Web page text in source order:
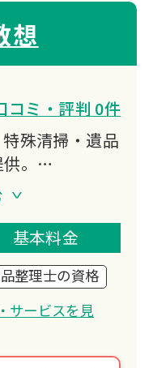
想
コミ・評判 0件
殊清掃・遺品
。
認定と遺品整
持つ専門スタ
屋敷の清掃な
ます。
。
基本料金
整理士の資格
サービスを見